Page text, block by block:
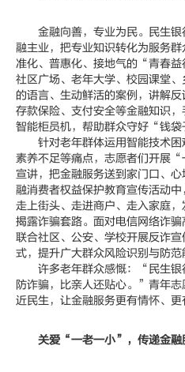
金融向善，专业为民。民生银
融主业，把专业知识转化为服务
准化、普惠化、接地气的“青春
社区广场、老年大学、校园课堂
的语言、生动鲜活的案例，讲解反
存款保险、支付安全等金融知识，
智能柜员机，帮助群众守好“钱袋
针对老年群体运用智能技术困
素养不足等痛点，志愿者们开展
宣讲，把金融服务送到家门口
融消费者权益保护教育宣传活动
走上街头、走进商户、走入家庭，
揭露诈骗套路。面对电信网络诈
联合社区、公安、学校开展反诈
式，提升广大群众风险识别与防范
许多老年群众感慨：“民生银
防诈骗，比亲人还贴心。”青年
近民生，让金融服务更有情怀、更
关爱“一老一小”，传递金融